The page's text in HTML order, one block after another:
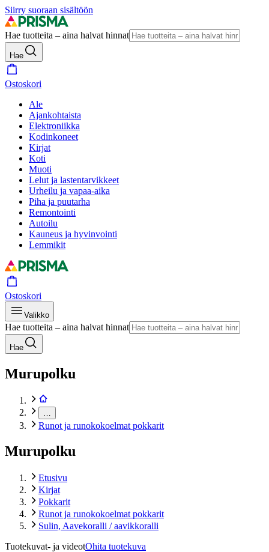
Siirry suoraan sisältöön
Hae tuotteita – aina halvat hinnat
Hae
Ostoskori
Ale
Ajankohtaista
Elektroniikka
Kodinkoneet
Kirjat
Koti
Muoti
Lelut ja lastentarvikkeet
Urheilu ja vapaa-aika
Piha ja puutarha
Remontointi
Autoilu
Kauneus ja hyvinvointi
Lemmikit
Ostoskori
Valikko
Hae tuotteita – aina halvat hinnat
Hae
Murupolku
Runot ja runokokoelmat pokkarit
Murupolku
Etusivu
Kirjat
Pokkarit
Runot ja runokokoelmat pokkarit
Sulin, Aavekoralli / aavikkoralli
Tuotekuvat- ja videotOhita tuotekuva